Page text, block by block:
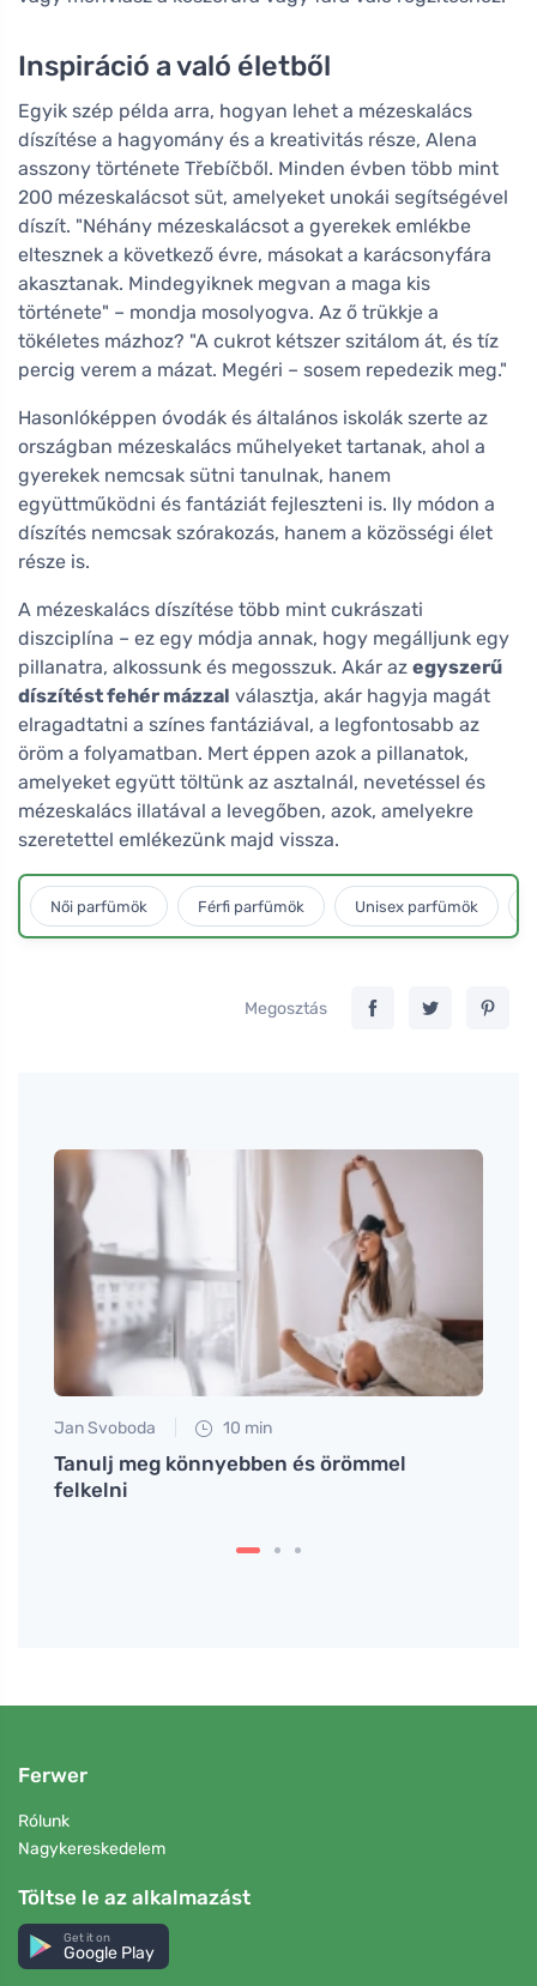
Inspiráció a való életből
Egyik szép példa arra, hogyan lehet a mézeskalács
díszítése a hagyomány és a kreativitás része, Alena
asszony története Třebíčből. Minden évben több mint
200 mézeskalácsot süt, amelyeket unokái segítségével
díszít. "Néhány mézeskalácsot a gyerekek emlékbe
eltesznek a következő évre, másokat a karácsonyfára
akasztanak. Mindegyiknek megvan a maga kis
története" – mondja mosolyogva. Az ő trükkje a
tökéletes mázhoz? "A cukrot kétszer szitálom át, és tíz
percig verem a mázat. Megéri – sosem repedezik meg."
Hasonlóképpen óvodák és általános iskolák szerte az
országban mézeskalács műhelyeket tartanak, ahol a
gyerekek nemcsak sütni tanulnak, hanem
együttműködni és fantáziát fejleszteni is. Ily módon a
díszítés nemcsak szórakozás, hanem a közösségi élet
része is.
A mézeskalács díszítése több mint cukrászati ​​
diszciplína – ez egy módja annak, hogy megálljunk egy
pillanatra, alkossunk és megosszuk. Akár az egyszerű
díszítést fehér mázzal választja, akár hagyja magát
elragadtatni a színes fantáziával, a legfontosabb az
öröm a folyamatban. Mert éppen azok a pillanatok,
amelyeket együtt töltünk az asztalnál, nevetéssel és
mézeskalács illatával a levegőben, azok, amelyekre
szeretettel emlékezünk majd vissza.
Női parfümök Férfi parfümök Unisex parfümök
Megosztás
Jan Svoboda 10 min
Tanulj meg könnyebben és örömmel
felkelni
Ferwer
Rólunk
Nagykereskedelem
Töltse le az alkalmazást
Get it on
Google Play